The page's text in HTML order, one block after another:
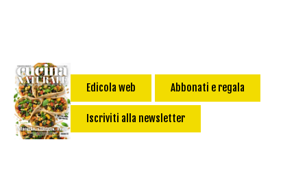
Edicola web Abbonati e regala
Iscriviti alla newsletter